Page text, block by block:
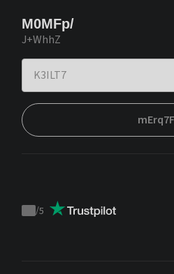
M0MFp/
J+WhhZ
mErq7F
Trustpilot
/5